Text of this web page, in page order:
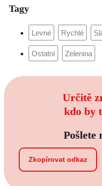
Tagy
Určitě
kdo by
Pošlete
Zkopírovat odkaz